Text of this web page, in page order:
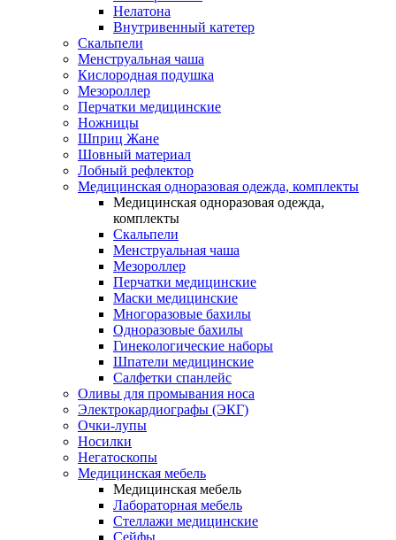
Нелатона
Внутривенный катетер
Скальпели
Менструальная чаша
Кислородная подушка
Мезороллер
Перчатки медицинские
Ножницы
Шприц Жане
Шовный материал
Лобный рефлектор
Медицинская одноразовая одежда, комплекты
Медицинская одноразовая одежда,
комплекты
Скальпели
Менструальная чаша
Мезороллер
Перчатки медицинские
Маски медицинские
Многоразовые бахилы
Одноразовые бахилы
Гинекологические наборы
Шпатели медицинские
Салфетки спанлейс
Оливы для промывания носа
Электрокардиографы (ЭКГ)
Очки-лупы
Носилки
Негатоскопы
Медицинская мебель
Медицинская мебель
Лабораторная мебель
Стеллажи медицинские
Сейфы